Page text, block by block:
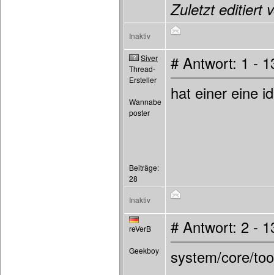
Zuletzt editiert
Inaktiv
Siver
Thread-
Ersteller
Wannabe
poster
Beiträge:
28
# Antwort: 1 -
hat einer eine
Inaktiv
reVerB
Geekboy
# Antwort: 2 -
system/core/